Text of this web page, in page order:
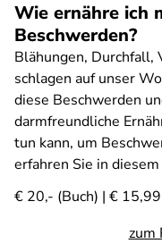
Wie ernähre ich
Beschwerden?
Blähungen, Durchfall,
schlagen auf unser
diese Beschwerden
darmfreundliche
tun kann, um
erfahren Sie in
€ 20,- (Buch) | €
zum